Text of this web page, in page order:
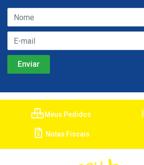
Meus Pedidos
Notas Fiscais